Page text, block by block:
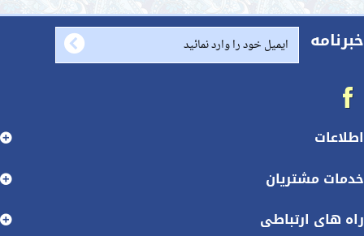
بیشتر
پوش خروس زری